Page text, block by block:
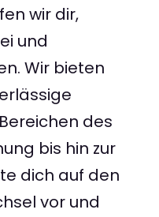
wir dir,
und
Wir bieten
des
bis hin zur
dich auf den
vor und